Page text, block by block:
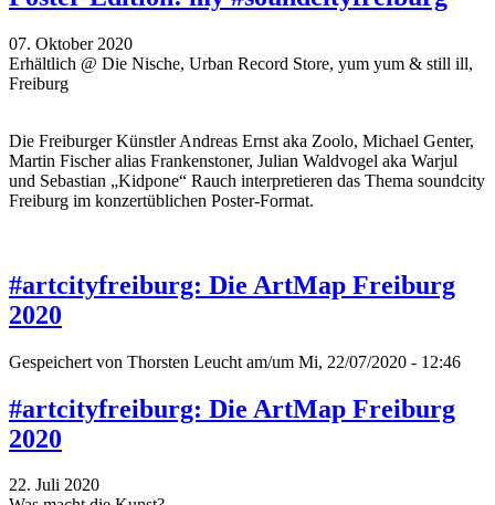
07. Oktober 2020
Erhältlich @ Die Nische, Urban Record Store, yum yum & still ill,
Freiburg
Die Freiburger Künstler Andreas Ernst aka Zoolo, Michael Genter,
Martin Fischer alias Frankenstoner, Julian Waldvogel aka Warjul
und Sebastian „Kidpone“ Rauch interpretieren das Thema soundcity
Freiburg im konzertüblichen Poster-Format.
#artcityfreiburg: Die ArtMap Freiburg
2020
Gespeichert von Thorsten Leucht am/um Mi, 22/07/2020 - 12:46
#artcityfreiburg: Die ArtMap Freiburg
2020
22. Juli 2020